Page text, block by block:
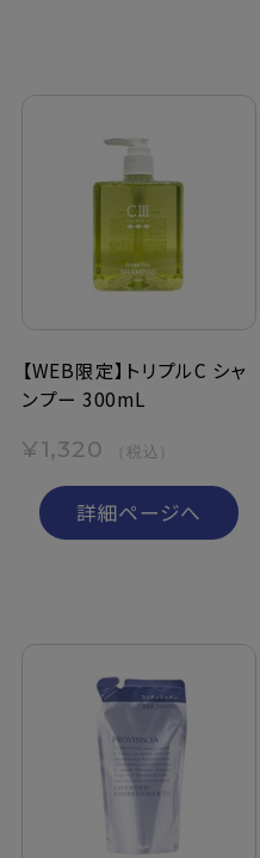
【WEB限定】トリプルC シャ
ンプー 300mL
¥1,320 （税込）
詳細ページへ